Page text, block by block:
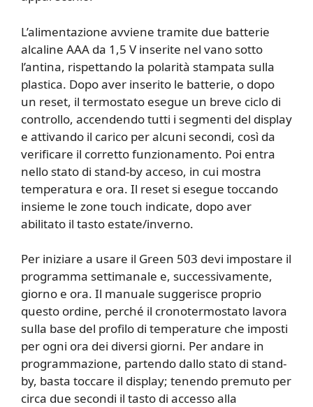
L’alimentazione avviene tramite due batterie
alcaline AAA da 1,5 V inserite nel vano sotto
l’antina, rispettando la polarità stampata sulla
plastica. Dopo aver inserito le batterie, o dopo
un reset, il termostato esegue un breve ciclo di
controllo, accendendo tutti i segmenti del display
e attivando il carico per alcuni secondi, così da
verificare il corretto funzionamento. Poi entra
nello stato di stand-by acceso, in cui mostra
temperatura e ora. Il reset si esegue toccando
insieme le zone touch indicate, dopo aver
abilitato il tasto estate/inverno.
Per iniziare a usare il Green 503 devi impostare il
programma settimanale e, successivamente,
giorno e ora. Il manuale suggerisce proprio
questo ordine, perché il cronotermostato lavora
sulla base del profilo di temperature che imposti
per ogni ora dei diversi giorni. Per andare in
programmazione, partendo dallo stato di stand-
by, basta toccare il display; tenendo premuto per
circa due secondi il tasto di accesso alla